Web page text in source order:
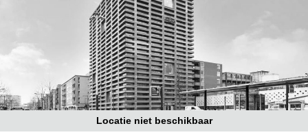
Den
Haag
Coworking
space
Breda
Coworking
Locatie niet beschikbaar